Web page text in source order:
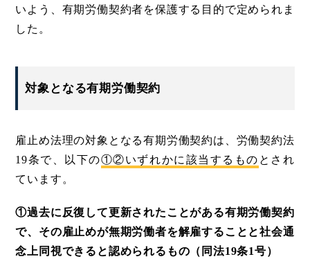
いよう、有期労働契約者を保護する目的で定められま
した。
対象となる有期労働契約
雇止め法理の対象となる有期労働契約は、労働契約法
19条で、以下の①②いずれかに該当するもの とされ
ています。
①過去に反復して更新されたことがある有期労働契約
で、その雇止めが無期労働者を解雇することと社会通
念上同視できると認められるもの（同法19条1号）